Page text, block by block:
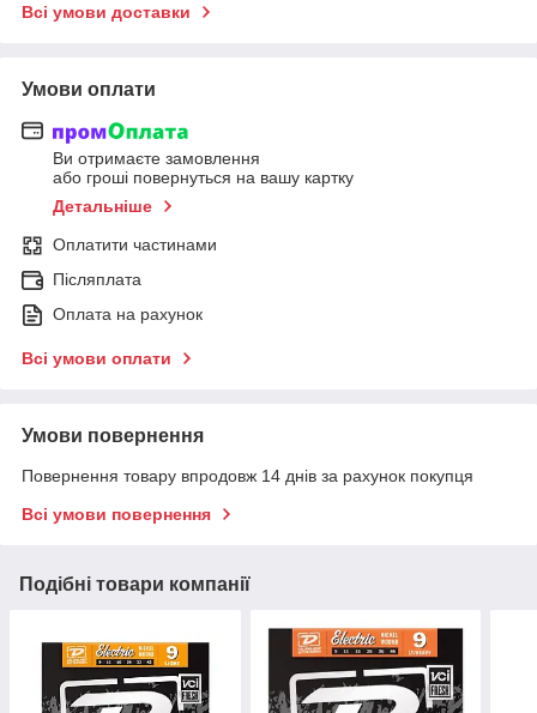
Всі умови доставки
Умови оплати
Ви отримаєте замовлення
або гроші повернуться на вашу картку
Детальніше
Оплатити частинами
Післяплата
Оплата на рахунок
Всі умови оплати
Умови повернення
Повернення товару впродовж 14 днів за рахунок покупця
Всі умови повернення
Подібні товари компанії